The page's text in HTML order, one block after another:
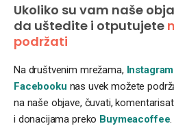
Ukoliko su vam naše
da uštedite i otputujete
podržati
Na društvenim mrežama,
Facebooku nas uvek možete
na naše objave, čuvati,
i donacijama preko Buymeacoffee